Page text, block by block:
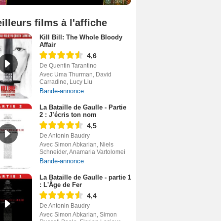
films à l'affiche
Kill Bill: The Whole Bloody
Affair
4,6
De Quentin Tarantino
Avec Uma Thurman, David
Carradine, Lucy Liu
Bande-annonce
La Bataille de Gaulle - Partie
2 : J’écris ton nom
4,5
De Antonin Baudry
Avec Simon Abkarian, Niels
Schneider, Anamaria Vartolomei
Bande-annonce
La Bataille de Gaulle - partie 1
: L'Âge de Fer
4,4
De Antonin Baudry
Avec Simon Abkarian, Simon